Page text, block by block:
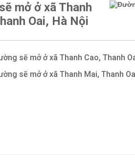
mở ở xã Thanh
Oai, Hà Nội
sẽ mở ở xã Thanh Cao, Thanh
sẽ mở ở xã Thanh Mai, Thanh